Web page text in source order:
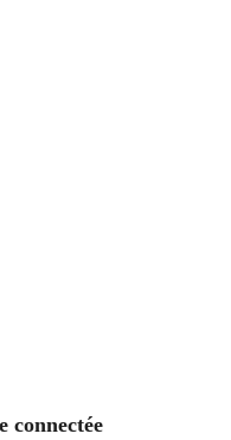
connectée